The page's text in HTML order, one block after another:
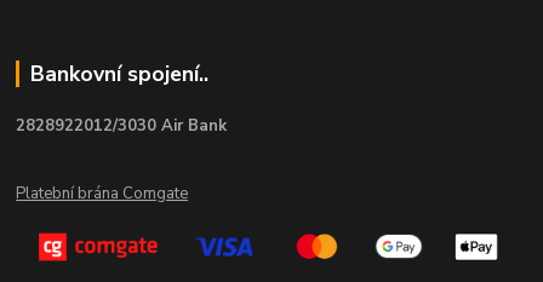
Bankovní spojení..
2828922012/3030 Air Bank
Platební brána Comgate